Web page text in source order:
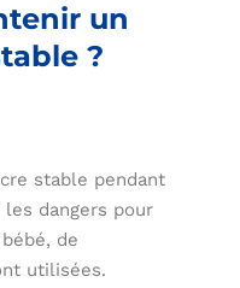
un
?
stable pendant
dangers pour
de
utilisées.